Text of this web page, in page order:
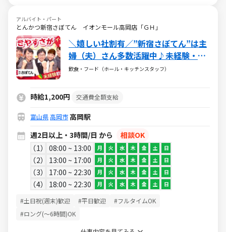
アルバイト・パート
とんかつ新宿さぼてん イオンモール高岡店「ＧＨ」
＼嬉しい社割有／”新宿さぼてん”は主
婦（夫）さん多数活躍中♪未経験・扶
養内も歓迎☆ 【レストランのホール・
飲食・フード（ホール・キッチンスタッフ）
時給1,200円 交通費全額支給
富山県高岡市 高岡駅
週2日以上・3時間/日 から
相談OK
1
08:00 ~ 13:00 月 火 水 木 金 土 日
2 13:00 ~ 17:00 月 火 水 木 金 土 日
3 17:00 ~ 22:30 月 火 水 木 金 土 日
4 18:00 ~ 22:30 月 火 水 木 金 土 日
#土日祝(週末)歓迎 #平日歓迎
#フルタイムOK
#ロング(～6時間)OK